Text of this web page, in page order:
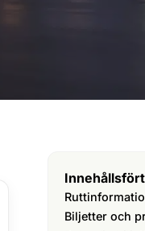
Biljetter och